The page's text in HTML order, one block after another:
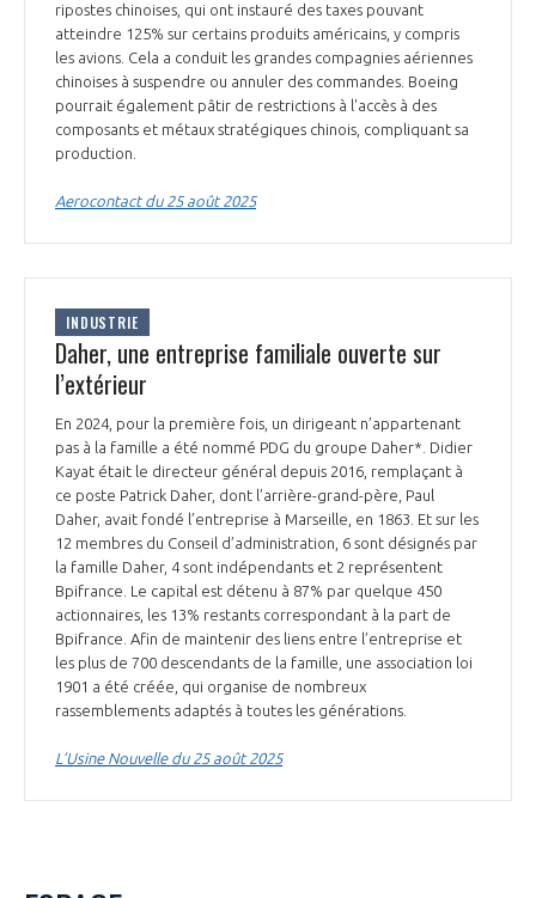
ripostes chinoises, qui ont instauré des taxes pouvant
atteindre 125% sur certains produits américains, y compris
les avions. Cela a conduit les grandes compagnies aériennes
chinoises à suspendre ou annuler des commandes. Boeing
pourrait également pâtir de restrictions à l'accès à des
composants et métaux stratégiques chinois, compliquant sa
production.
Aerocontact du 25 août 2025
INDUSTRIE
Daher, une entreprise familiale ouverte sur
l’extérieur
En 2024, pour la première fois, un dirigeant n’appartenant
pas à la famille a été nommé PDG du groupe Daher*. Didier
Kayat était le directeur général depuis 2016, remplaçant à
ce poste Patrick Daher, dont l’arrière-grand-père, Paul
Daher, avait fondé l’entreprise à Marseille, en 1863. Et sur les
12 membres du Conseil d’administration, 6 sont désignés par
la famille Daher, 4 sont indépendants et 2 représentent
Bpifrance. Le capital est détenu à 87% par quelque 450
actionnaires, les 13% restants correspondant à la part de
Bpifrance. Afin de maintenir des liens entre l’entreprise et
les plus de 700 descendants de la famille, une association loi
1901 a été créée, qui organise de nombreux
rassemblements adaptés à toutes les générations.
L’Usine Nouvelle du 25 août 2025